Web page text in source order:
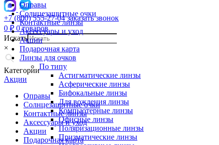
+7 (800) 555-27-04 заказать звонок
0 ₽ 0 товаров
Искать
×
Категории
Акции
Оправы
Солнцезащитные очки
Контактные линзы
Аксессуары и уход
Акции
Подарочная карта
Оправы
Солнцезащитные очки
Контактные линзы
Аксессуары и уход
Акции
Подарочная карта
Линзы для очков
По типу
Астигматические линзы
Асферические линзы
Бифокальные линзы
Для вождения линзы
Компьютерные линзы
Офисные линзы
Поляризационные линзы
Призматические линзы